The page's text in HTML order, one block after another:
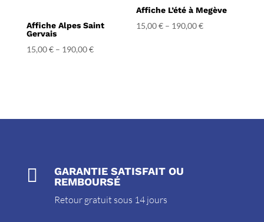
Affiche Alpes Saint
Gervais
15,00€– 190,00€
Affiche L’été à Megève
15,00€ – 190,00€

GARANTIE SATISFAIT OU
REMBOURSÉ
Retour gratuit sous 14 jours